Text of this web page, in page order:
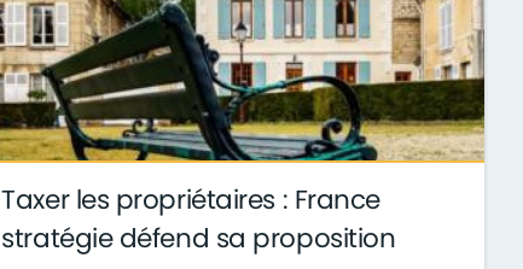
Taxer les propriétaires : France
stratégie défend sa proposition